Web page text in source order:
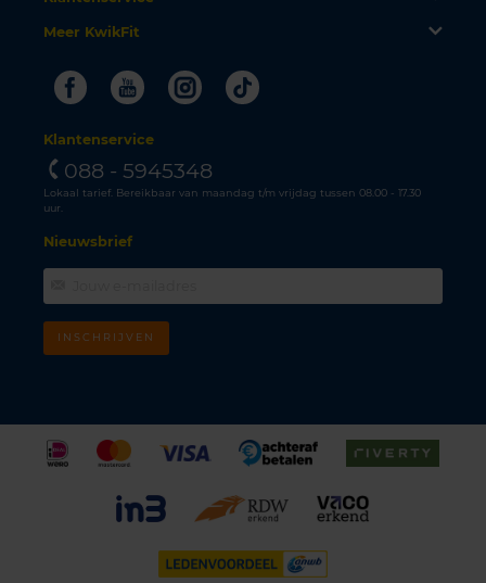
Meer KwikFit
FacebookYoutubeInstagram
Tiktok
Klantenservice
088 - 5945348
Lokaal tarief. Bereikbaar van maandag t/m vrijdag tussen 08.00 - 17.30
uur.
Nieuwsbrief
INSCHRIJVEN